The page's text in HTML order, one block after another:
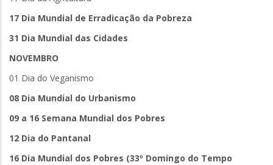
17 Dia Mundial de Erradicação da Pobreza
31 Dia Mundial das Cidades
NOVEMBRO
01 Dia do Veganismo
08 Dia Mundial do Urbanismo
09 a 16 Semana Mundial dos Pobres
12 Dia do Pantanal
16 Dia Mundial dos Pobres (33º Domingo do Tempo